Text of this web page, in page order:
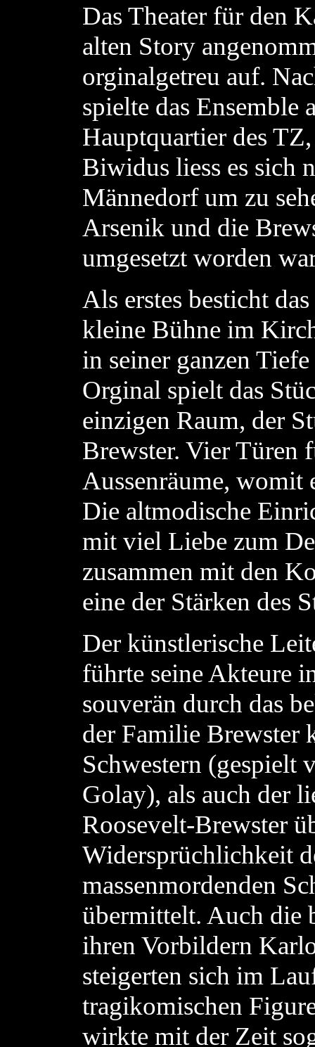
Das Theater für den
alten Story
orginalgetreu auf.
spielte das Ensemble
Hauptquartier des
Biwidus liess es sich
Männedorf um zu
Arsenik und die
umgesetzt worden
Als erstes besticht
kleine Bühne im
in seiner ganzen
Orginal spielt das
einzigen Raum, der
Brewster. Vier Türen
Aussenräume, womit
Die altmodische
mit viel Liebe zum
zusammen mit den
eine der Stärken des
Der künstlerische
führte seine Akteure
souverän durch das
der Familie Brewster
Schwestern (gespielt
Golay), als auch der
Roosevelt-Brewster
Widersprüchlichkeit
massenmordenden
übermittelt. Auch die
ihren Vorbildern
steigerten sich im
tragikomischen
wirkte mit der Zeit